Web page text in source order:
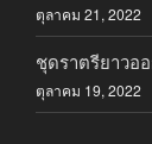
ตุลาคม 21, 2022
ชุดราตรียาวอ
ตุลาคม 19, 2022